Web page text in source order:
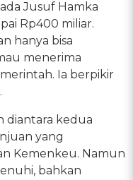
Jusuf Hamka
Rp400 miliar.
hanya bisa
menerima
Ia berpikir
diantara kedua
yang
Kemenkeu. Namun
bahkan